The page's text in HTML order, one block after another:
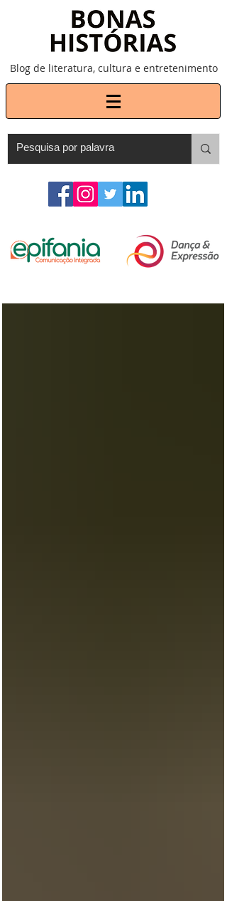
Blog de literatura, cultura e entretenimento